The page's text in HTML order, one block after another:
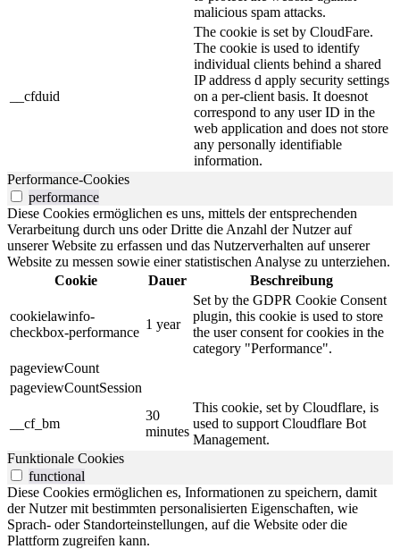
malicious spam attacks.
__cfduid
The cookie is set by CloudFare.
The cookie is used to identify
individual clients behind a shared
IP address d apply security settings
on a per-client basis. It doesnot
correspond to any user ID in the
web application and does not store
any personally identifiable
information.
Performance-Cookies
performance
Diese Cookies ermöglichen es uns, mittels der entsprechenden
Verarbeitung durch uns oder Dritte die Anzahl der Nutzer auf
unserer Website zu erfassen und das Nutzerverhalten auf unserer
Website zu messen sowie einer statistischen Analyse zu unterziehen.
Cookie
Dauer Beschreibung
cookielawinfo-
checkbox-performance
1 year
Set by the GDPR Cookie Consent
plugin, this cookie is used to store
the user consent for cookies in the
category "Performance".
pageviewCount
pageviewCountSession
__cf_bm
30
minutes
This cookie, set by Cloudflare, is
used to support Cloudflare Bot
Management.
Funktionale Cookies
functional
Diese Cookies ermöglichen es, Informationen zu speichern, damit
der Nutzer mit bestimmten personalisierten Eigenschaften, wie
Sprach- oder Standorteinstellungen, auf die Website oder die
Plattform zugreifen kann.